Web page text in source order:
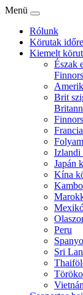
Menü
Rólunk
Körutak
Kiemelt
Észak
Brit
Izlandi
Japán
Kína
Peru
Sri